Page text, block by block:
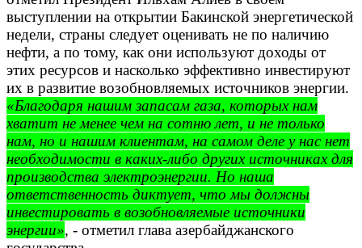
выступлении на открытии Бакинской энергетической
недели, страны следует оценивать не по наличию
нефти, а по тому, как они используют доходы от
этих ресурсов и насколько эффективно инвестируют
их в развитие возобновляемых источников энергии.
«Благодаря нашим запасам газа, которых нам
хватит не менее чем на сотню лет, и не только
нам, но и нашим клиентам, на самом деле у нас нет
необходимости в каких-либо других источниках для
производства электроэнергии. Но наша
ответственность диктует, что мы должны
инвестировать в возобновляемые источники
энергии», - отметил глава азербайджанского